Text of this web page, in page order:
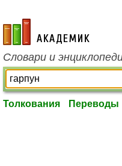
academic.ru
Словари и
Толкования Переводы